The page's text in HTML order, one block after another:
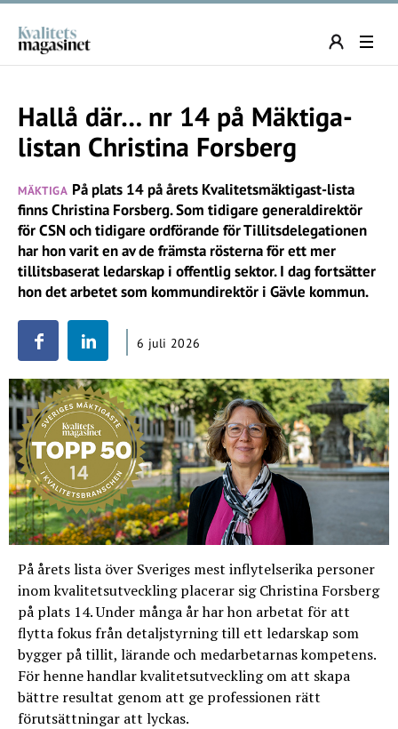
Hallå där… nr 14 på Mäktiga-
listan Christina Forsberg
MÄKTIGA På plats 14 på årets Kvalitetsmäktigast-lista
finns Christina Forsberg. Som tidigare generaldirektör
för CSN och tidigare ordförande för Tillitsdelegationen
har hon varit en av de främsta rösterna för ett mer
tillitsbaserat ledarskap i offentlig sektor. I dag fortsätter
hon det arbetet som kommundirektör i Gävle kommun.
6 juli 2026
På årets lista över Sveriges mest inflytelserika personer
inom kvalitetsutveckling placerar sig Christina Forsberg
på plats 14. Under många år har hon arbetat för att
flytta fokus från detaljstyrning till ett ledarskap som
bygger på tillit, lärande och medarbetarnas kompetens.
För henne handlar kvalitetsutveckling om att skapa
bättre resultat genom att ge professionen rätt
förutsättningar att lyckas.